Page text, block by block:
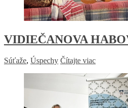
VIDIEČANOVA
Súťaže, Úspechy Čítajte viac